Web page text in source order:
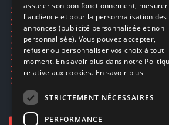
Ecogaming
Expédition & retours
Confidentialité
Conditions générales
EA Sport UFC 6
Call of Duty: Modern Warfare 4
Rachat et revente de jeux en cash
assurer son bon fonctionnement, mesurer
l'audience et pour la personnalisation des
annonces (publicité personnalisée et non
personnalisée). Vous pouvez accepter,
refuser ou personnaliser vos choix à tout
moment. En savoir plus dans notre
relative aux cookies. En savoir plus
STRICTEMENT NÉCESSAIRES
PERFORMANCE